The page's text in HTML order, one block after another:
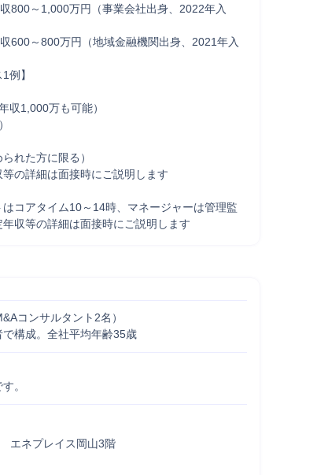
800～1,000万円（事業会社出身、2022年入
600～800万円（地域金融機関出身、2021年入
例】
収1,000万も可能）
れた方に限る）
の詳細は面接時にご説明します
コアタイム10～14時、マネージャーは管理監
収等の詳細は面接時にご説明します
コンサルタント2名）
構成。全社平均年齢35歳
。
エネプレイス岡山3階